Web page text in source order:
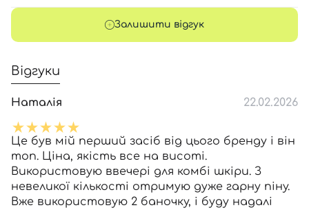
Залишити відгук
Відгуки
Наталія 22.02.2026
Це був мій перший засіб від цього бренду і він
топ. Ціна, якість все на висоті.
Використовую ввечері для комбі шкіри. З
невеликої кількості отримую дуже гарну піну.
Вже використовую 2 баночку, і буду надалі